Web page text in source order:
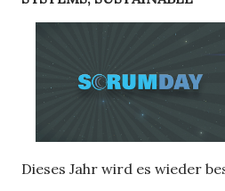
Dieses Jahr wird es wieder